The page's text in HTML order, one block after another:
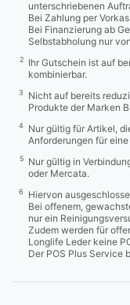
unterschriebenen
Bei Zahlung per
Bei Finanzierung ab
Selbstabholung nur
2
Ihr Gutschein ist auf
kombinierbar.
3
Nicht auf bereits
Produkte der Marken
4
Nur gültig für Artikel,
Anforderungen für
5
Nur gültig in
oder Mercata.
6
Hiervon
Bei offenem,
nur ein
Zudem werden für
Longlife Leder keine
Der POS Plus Service